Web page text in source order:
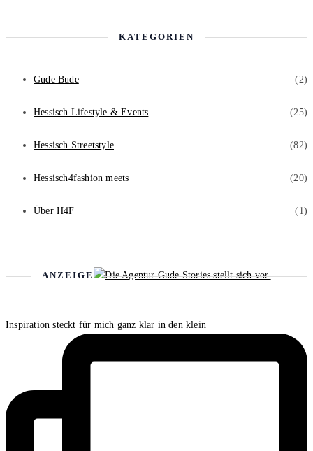
KATEGORIEN
Gude Bude (2)
Hessisch Lifestyle & Events (25)
Hessisch Streetstyle (82)
Hessisch4fashion meets (20)
Über H4F (1)
ANZEIGE
Inspiration steckt für mich ganz klar in den klein